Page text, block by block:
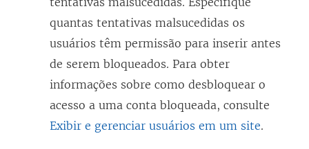
quantas tentativas malsucedidas os
usuários têm permissão para inserir antes
de serem bloqueados. Para obter
informações sobre como desbloquear o
acesso a uma conta bloqueada, consulte
Exibir e gerenciar usuários em um site.